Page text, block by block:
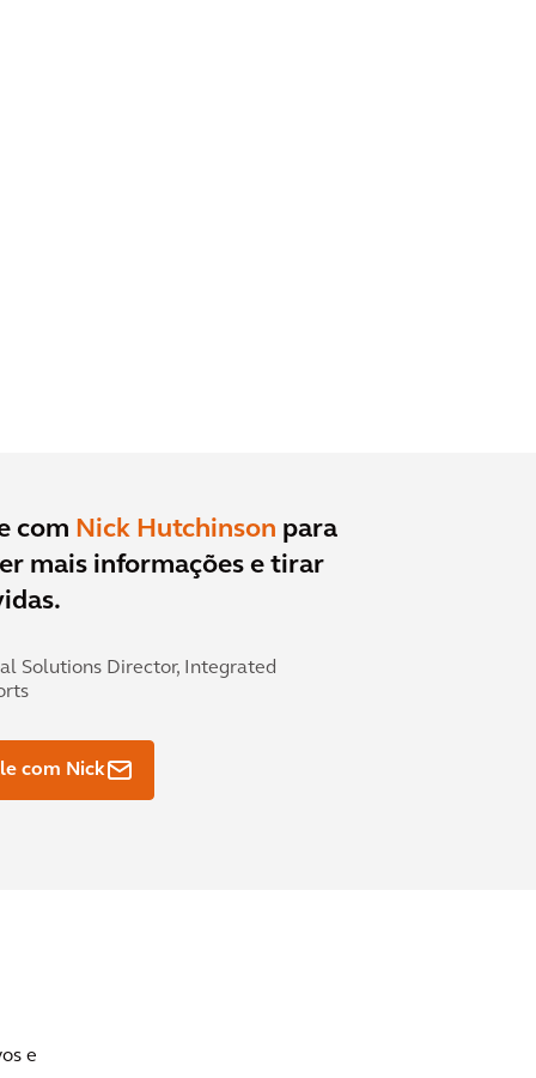
com Nick Hutchinson para
mais informações e tirar
Solutions Director, Integrated
com Nick
e